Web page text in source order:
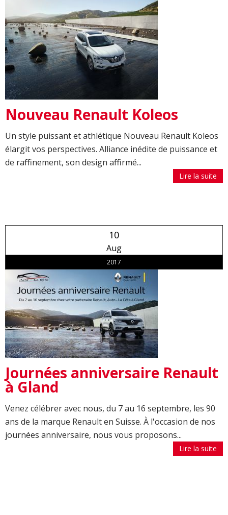
Nouveau Renault Koleos
Un style puissant et athlétique Nouveau Renault Koleos
élargit vos perspectives. Alliance inédite de puissance et
de raffinement, son design affirmé...
Lire la suite
10
Aug
2017
Journées anniversaire Renault
à Gland
Venez célébrer avec nous, du 7 au 16 septembre, les 90
ans de la marque Renault en Suisse. À l'occasion de nos
journées anniversaire, nous vous proposons...
Lire la suite